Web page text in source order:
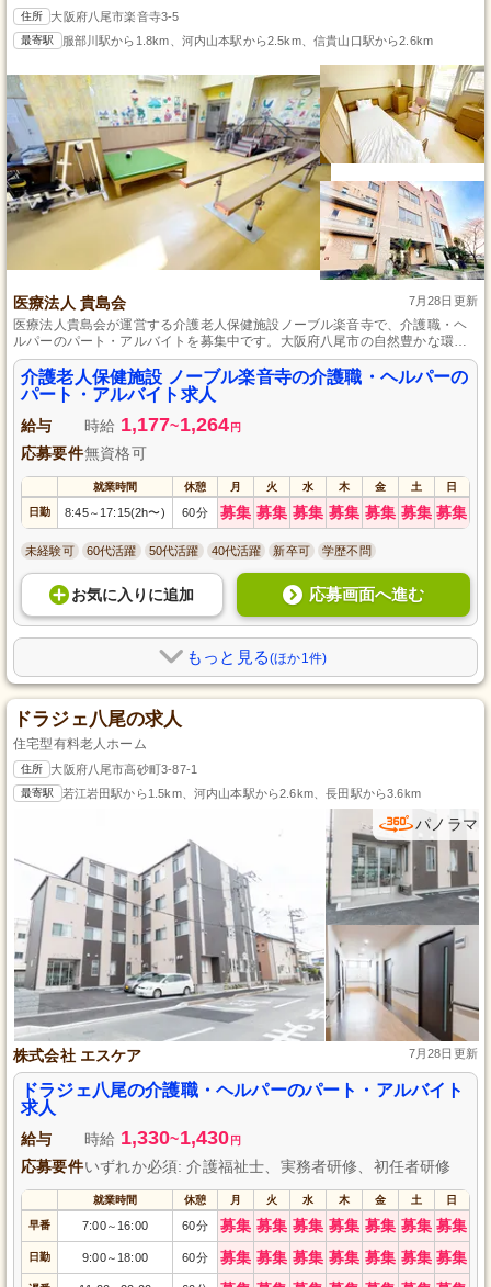
住所 大阪府八尾市楽音寺3-5
最寄駅 服部川駅から1.8km、河内山本駅から2.5km、信貴山口駅から2.6km
医療法人 貴島会 7月28日更新
医療法人貴島会が運営する介護老人保健施設ノーブル楽音寺で、介護職・ヘ
ルパーのパート・アルバイトを募集中です。大阪府八尾市の自然豊かな環境
で、未経験歓迎の充実研修を受けながら、温かいケアを提供しませんか？柔
軟なシフトでライフスタイルに合わせた勤務が可能です。あなたの「心から
のケア」と「笑顔」でご利用者様の笑顔を共に作りましょう。応募をお待ち
しております。
介護老人保健施設 ノーブル楽音寺の介護職・ヘルパーの
パート・アルバイト求人
給与 時給 1,177~1,264 円
応募要件無資格可
就業時間 休憩 月 火 水 木 金 土 日
日勤 8:45～ 17:15(2h〜) 60分 募集 募集 募集 募集 募集 募集 募集
未経験可 60代活躍 50代活躍 40代活躍 新卒可 学歴不問
お気に入り に追加 応募画面へ進む
もっと見る(ほか1件)
ドラジェ八尾の求人
住宅型有料老人ホーム
住所 大阪府八尾市高砂町3-87-1
最寄駅 若江岩田駅から1.5km、河内山本駅から2.6km、長田駅から3.6km
パノラマ
株式会社 エスケア 7月28日更新
ドラジェ八尾の介護職・ヘルパーのパート・アルバイト
求人
給与 時給 1,330~1,430 円
応募要件いずれか必須: 介護福祉士、実務者研修、初任者研修
就業時間 休憩 月 火 水 木 金 土 日
早番 7:00～ 16:00 60分 募集 募集 募集 募集 募集 募集 募集
日勤 9:00～ 18:00 60分 募集 募集 募集 募集 募集 募集 募集